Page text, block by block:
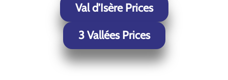
Val d’Isère Prices
3 Vallées Prices